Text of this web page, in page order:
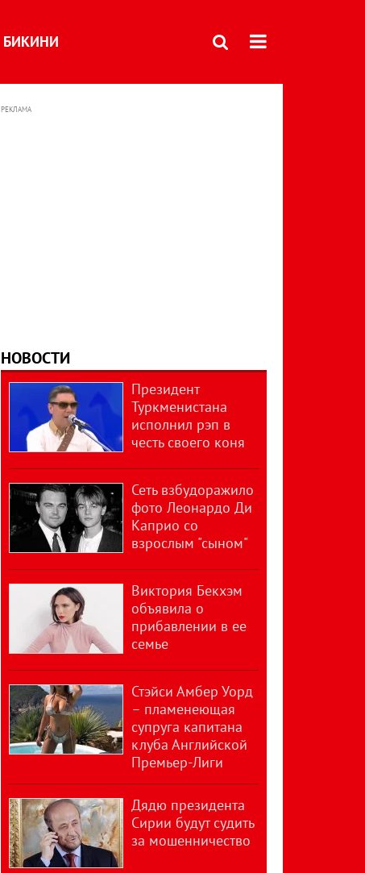
БИКИНИ
РЕКЛАМА
НОВОСТИ
Президент
Туркменистана
исполнил рэп в
честь своего коня
Сеть взбудоражило
фото Леонардо Ди
Каприо со
взрослым "сыном"
Виктория Бекхэм
объявила о
прибавлении в ее
семье
Стэйси Амбер Уорд
– пламенеющая
супруга капитана
клуба Английской
Премьер-Лиги
Дядю президента
Сирии будут судить
за мошенничество